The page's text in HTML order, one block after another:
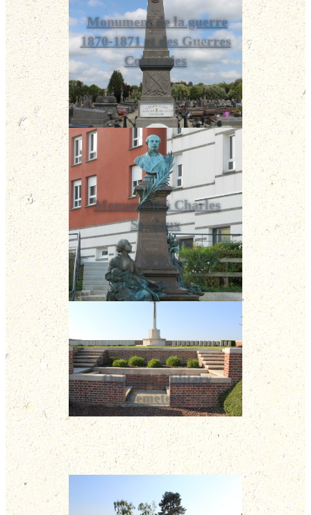
Monument de la guerre
1870-1871 et des Guerres
Coloniales
Monument à Charles
Seydoux
Quietiste Military
Cemetery